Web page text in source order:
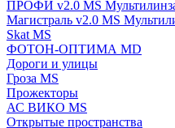
ПРОФИ v2.0 MS
Магистраль v2.0 MS
Skat MS
ФОТОН-ОПТИМА MD
Дороги и улицы
Гроза MS
Прожекторы
АС ВИКО MS
Открытые пространства